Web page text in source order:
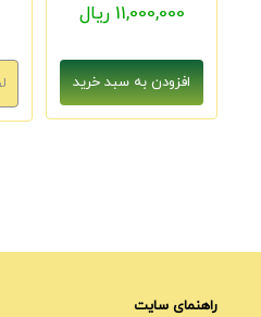
11,000,000 ریال
راهنمای سایت